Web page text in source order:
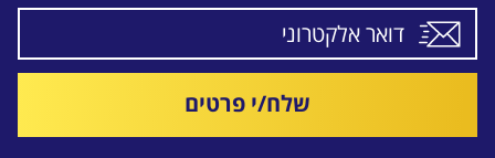
שלח/י פרטים